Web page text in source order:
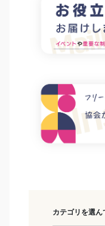
カテゴリを選ん